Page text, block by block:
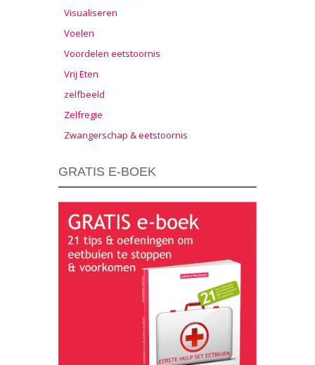
Visualiseren
Voelen
Voordelen eetstoornis
Vrij Eten
zelfbeeld
Zelfregie
Zwangerschap & eetstoornis
GRATIS E-BOEK